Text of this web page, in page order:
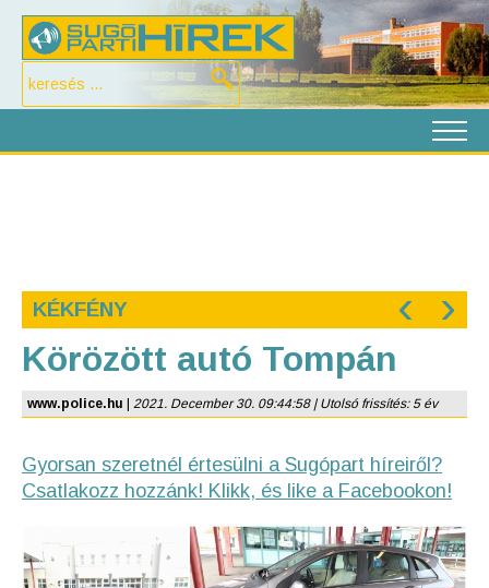
KÉKFÉNY ‹ ›
Körözött autó Tompán
www.police.hu 2021. December 30. 09:44:58 | Utolsó frissítés: 5 év
Gyorsan szeretnél értesülni a Sugópart híreiről?
Csatlakozz hozzánk! Klikk, és like a Facebookon!